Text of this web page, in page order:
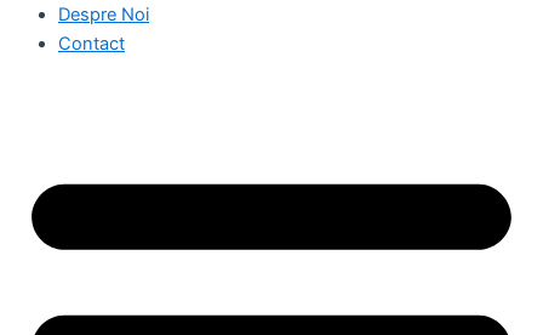
Despre Noi
Contact